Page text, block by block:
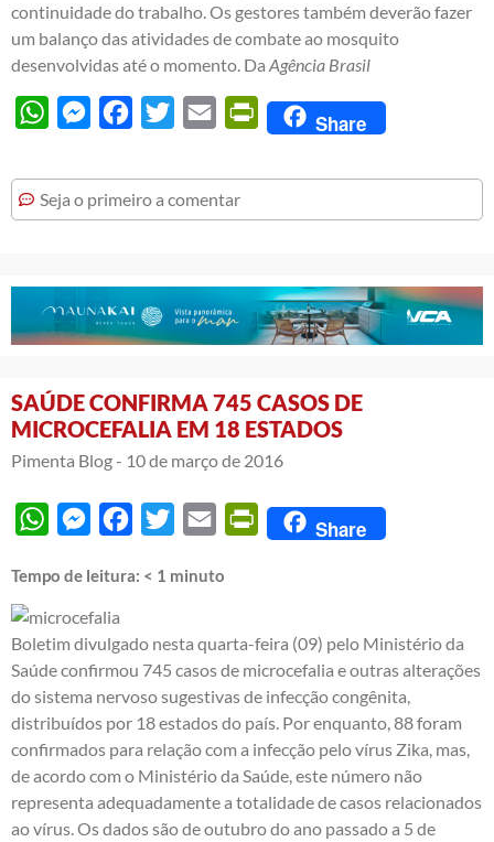
continuidade do trabalho. Os gestores também deverão fazer
um balanço das atividades de combate ao mosquito
desenvolvidas até o momento. Da Agência Brasil
WhatsAppMessengerFacebook
Twitter Email PrintFriendly
Share
Seja o primeiro a comentar
SAÚDE CONFIRMA 745 CASOS DE
MICROCEFALIA EM 18 ESTADOS
Pimenta Blog - 10 de março de 2016
WhatsAppMessengerFacebook
Twitter Email PrintFriendly
Share
Tempo de leitura: < 1 minuto
Boletim divulgado nesta quarta-feira (09) pelo Ministério da
Saúde confirmou 745 casos de microcefalia e outras alterações
do sistema nervoso sugestivas de infecção congênita,
distribuídos por 18 estados do país. Por enquanto, 88 foram
confirmados para relação com a infecção pelo vírus Zika, mas,
de acordo com o Ministério da Saúde, este número não
representa adequadamente a totalidade de casos relacionados
ao vírus. Os dados são de outubro do ano passado a 5 de